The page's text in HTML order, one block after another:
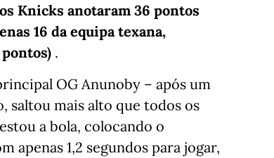
Knicks anotaram 36 pontos
16 da equipa texana,
.
OG Anunoby – após um
saltou mais alto que todos os
a bola, colocando o
apenas 1,2 segundos para jogar,